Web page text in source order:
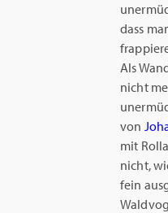
dass
Als
nicht
von
mit
nicht,
fein